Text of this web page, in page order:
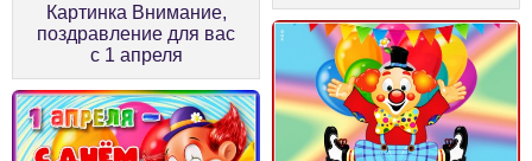
Картинка Внимание,
поздравление для вас
с 1 апреля